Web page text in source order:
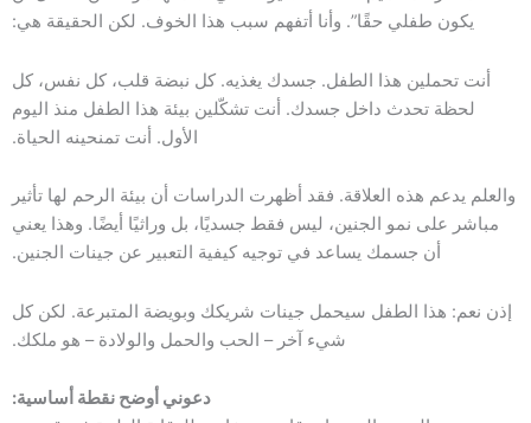
يكون طفلي حقًا”. وأنا أتفهم سبب هذا الخوف. لكن الحقيقة هي:
أنت تحملين هذا الطفل. جسدك يغذيه. كل نبضة قلب، كل نفس، كل
لحظة تحدث داخل جسدك. أنت تشكّلين بيئة هذا الطفل منذ اليوم
الأول. أنت تمنحينه الحياة.
والعلم يدعم هذه العلاقة. فقد أظهرت الدراسات أن بيئة الرحم لها تأثير
مباشر على نمو الجنين، ليس فقط جسديًا، بل وراثيًا أيضًا. وهذا يعني
أن جسمك يساعد في توجيه كيفية التعبير عن جينات الجنين.
إذن نعم: هذا الطفل سيحمل جينات شريكك وبويضة المتبرعة. لكن كل
شيء آخر – الحب والحمل والولادة – هو ملكك.
دعوني أوضح نقطة أساسية: